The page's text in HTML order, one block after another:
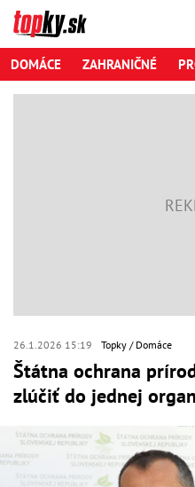
DOMÁCE ZAHRANIČNÉ
26.1.2026 15:19 Topky Domáce
Štátna ochrana
zlúčiť do jednej